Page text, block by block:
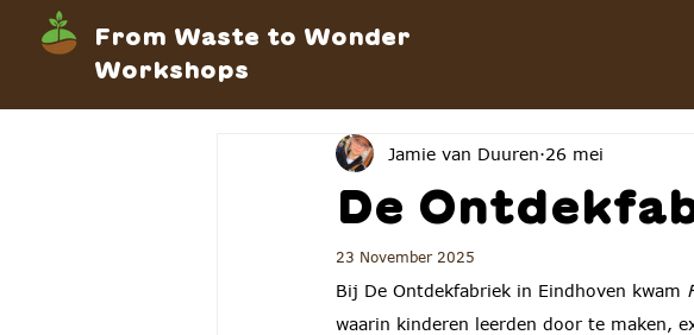
From Waste to Wonder
Workshops
De
Jamie van Duuren 26 mei
23 November 2025
Bij De Ontdekfabriek in Eindhoven kwam
waarin kinderen leerden door te maken,